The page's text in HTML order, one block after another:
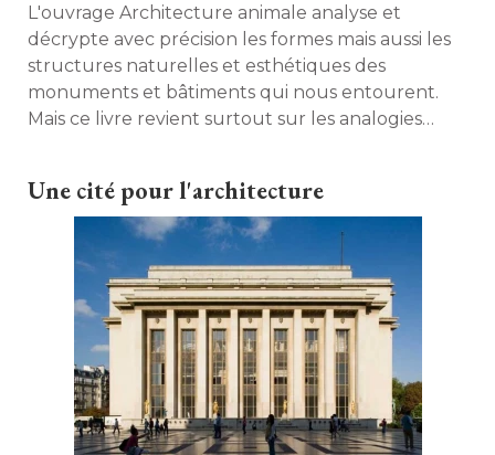
L'ouvrage Architecture animale analyse et
décrypte avec précision les formes mais aussi les
structures naturelles et esthétiques des
monuments et bâtiments qui nous entourent.
Mais ce livre revient surtout sur les analogies
Une cité pour l'architecture